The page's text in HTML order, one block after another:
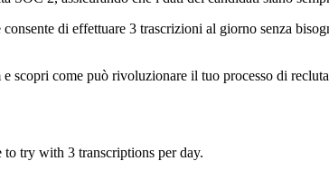
di effettuare 3 trascrizioni al giorno senza
scopri come può rivoluzionare il tuo processo di
to try with 3 transcriptions per day.